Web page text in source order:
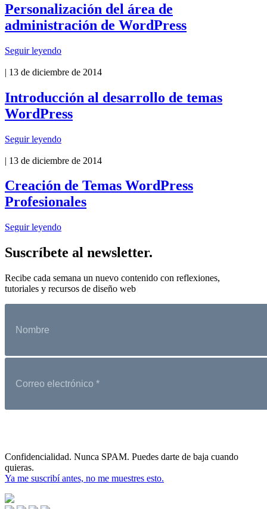
Personalización del área de
administración de WordPress
Seguir leyendo
| 13 de diciembre de 2014
Introducción al desarrollo de temas
WordPress
Seguir leyendo
| 13 de diciembre de 2014
Creación de Temas WordPress
Profesionales
Seguir leyendo
Suscríbete al newsletter.
Recibe cada semana un nuevo contenido con reflexiones,
tutoriales y recursos de diseño web
Confidencialidad. Nunca SPAM. Puedes darte de baja cuando
quieras.
Ya me suscribí antes, no me muestres esto.